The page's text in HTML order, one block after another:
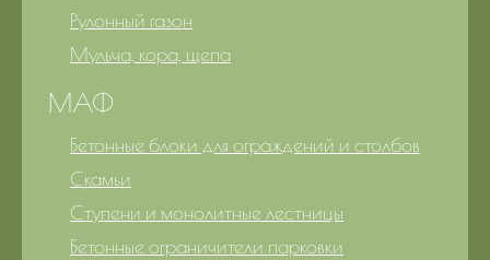
Рулонный газон
Мульча, кора, щепа
МАФ
Бетонные блоки для ограждений и столбов
Скамьи
Ступени и монолитные лестницы
Бетонные ограничители парковки